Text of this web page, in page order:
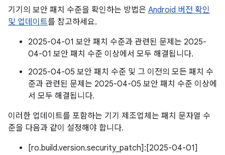
기기의 보안 패치 수준을 확인하는 방법은 Android 버전 확인
및 업데이트를 참고하세요.
2025-04-01 보안 패치 수준과 관련된 문제는 2025-
04-01 보안 패치 수준 이상에서 모두 해결됩니다.
2025-04-05 보안 패치 수준 및 그 이전의 모든 패치 수
준과 관련된 문제는 2025-04-05 보안 패치 수준 이상에
서 모두 해결됩니다.
이러한 업데이트를 포함하는 기기 제조업체는 패치 문자열 수
준을 다음과 같이 설정해야 합니다.
[ro.build.version.security_patch]:[2025-04-01]